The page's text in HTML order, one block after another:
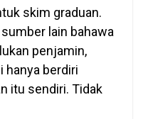
skim graduan.
lain bahawa
penjamin,
hanya berdiri
itu sendiri. Tidak